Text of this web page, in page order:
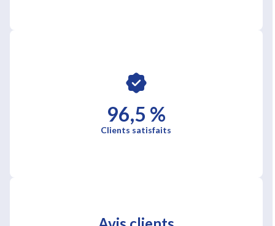
96,5 %
Clients satisfaits